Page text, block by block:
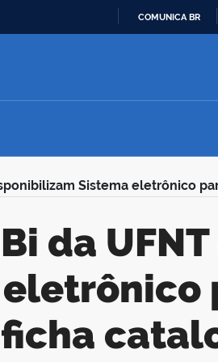
COMUNICA BR
Sistema eletrônico
ficha